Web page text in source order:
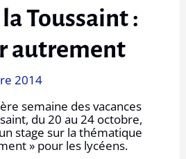
Toussaint :
autrement
2014
semaine des vacances
du 20 au 24 octobre,
stage sur la thématique
» pour les lycéens.